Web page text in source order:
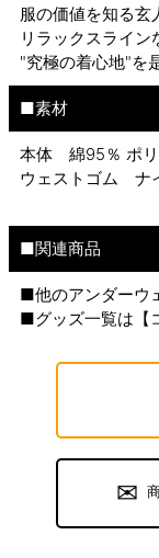
服の価値を知る玄
リラックスライン
"究極の着心地"を
■素材
本体 綿95％ ポリ
ウェストゴム ナ
■関連商品
■他のアンダーウ
■グッズ一覧は【